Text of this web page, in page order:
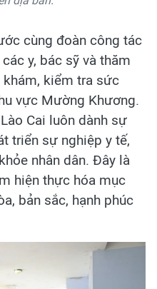
cùng đoàn công tác
y, bác sỹ và thăm
kiểm tra sức
vực Mường Khương.
Cai luôn dành sự
triển sự nghiệp y tế,
nhân dân. Đây là
hiện thực hóa mục
bản sắc, hạnh phúc